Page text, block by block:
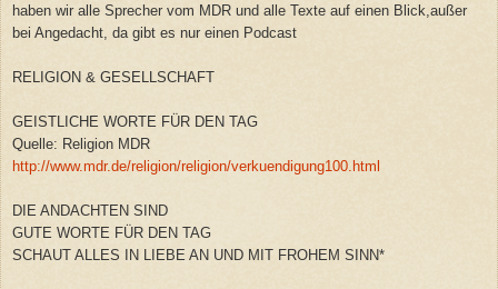
haben wir alle Sprecher vom MDR und alle Texte auf einen Blick,außer
bei Angedacht, da gibt es nur einen Podcast
RELIGION & GESELLSCHAFT
GEISTLICHE WORTE FÜR DEN TAG
Quelle: Religion MDR
http://www.mdr.de/religion/religion/verkuendigung100.html
DIE ANDACHTEN SIND
GUTE WORTE FÜR DEN TAG
SCHAUT ALLES IN LIEBE AN UND MIT FROHEM SINN*